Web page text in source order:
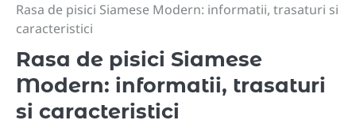
Rasa de pisici Siamese Modern: informatii, trasaturi si
caracteristici
Rasa de pisici Siamese
Modern: informatii, trasaturi
si caracteristici